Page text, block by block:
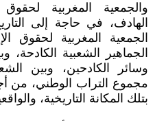
والجمعية المغربية
الهادف، في حاجة إلى
الجمعية المغربية لحقوق
الجماهير الشعبية الكادحة،
وسائر الكادحين، وبين
مجموع التراب الوطني، من
بتلك المكانة التاريخية،